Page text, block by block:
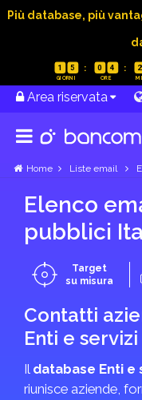
Più database, più
1 5 0 4 2
Area riservata
Home Liste email
Elenco
pubblici
Target
su misura
Contatti
Enti e
Il database Enti e
riunisce aziende,